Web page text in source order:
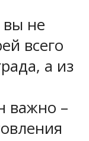
не
всего
а из
важно –